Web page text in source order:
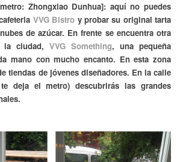
Zhongxiao Dunhua]: aquí no puedes
VVG Bistro y probar su original tarta
de azúcar. En frente se encuentra otra
la ciudad, VVG Something, una pequeña
mano con mucho encanto. En esta zona
tiendas de jóvenes diseñadores. En la calle
deja el metro) descubrirás las grandes